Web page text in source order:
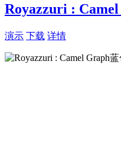
Royazzuri :
演示 下载 详情